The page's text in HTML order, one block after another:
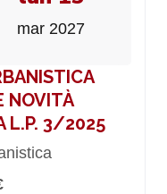
mar 2027
NOVITÀ
L.P. 3/2025